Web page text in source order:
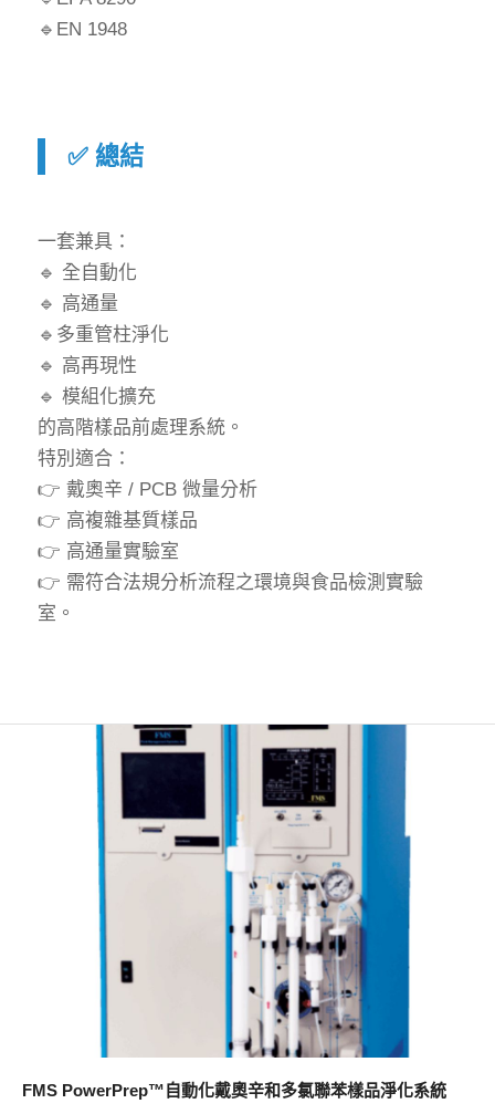
🔹EN 1948
✅ 總結
一套兼具：
🔹 全自動化
🔹 高通量
🔹多重管柱淨化
🔹 高再現性
🔹 模組化擴充
的高階樣品前處理系統。
特別適合：
👉 戴奧辛 / PCB 微量分析
👉 高複雜基質樣品
👉 高通量實驗室
👉 需符合法規分析流程之環境與食品檢測實驗
室。
FMS PowerPrep™自動化戴奧辛和多氯聯苯樣品淨化系統